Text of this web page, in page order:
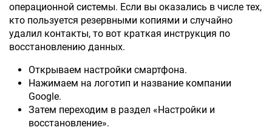
операционной системы. Если вы оказались в числе тех,
кто пользуется резервными копиями и случайно
удалил контакты, то вот краткая инструкция по
восстановлению данных.
Открываем настройки смартфона.
Нажимаем на логотип и название компании
Google.
Затем переходим в раздел «Настройки и
восстановление».